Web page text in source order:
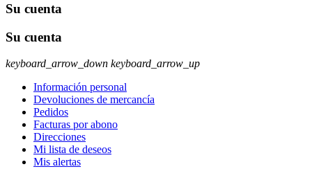
Su cuenta
Su cuenta
keyboard_arrow_down keyboard_arrow_up
Información personal
Devoluciones de mercancía
Pedidos
Facturas por abono
Direcciones
Mi lista de deseos
Mis alertas